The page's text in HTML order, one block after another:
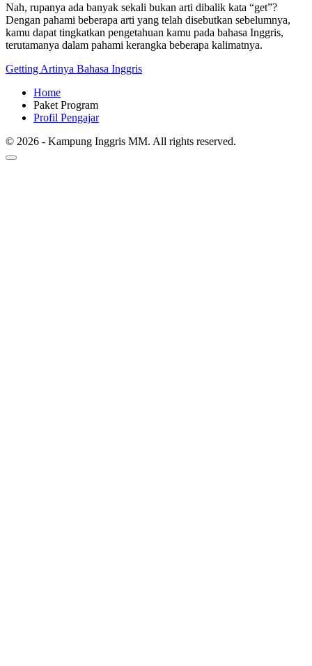
Nah, rupanya ada banyak sekali bukan arti dibalik kata “get”?
Dengan pahami beberapa arti yang telah disebutkan sebelumnya,
kamu dapat tingkatkan pengetahuan kamu pada bahasa Inggris,
terutamanya dalam pahami kerangka beberapa kalimatnya.
Getting Artinya Bahasa Inggris
Home
Paket Program
Profil Pengajar
© 2026 - Kampung Inggris MM. All rights reserved.